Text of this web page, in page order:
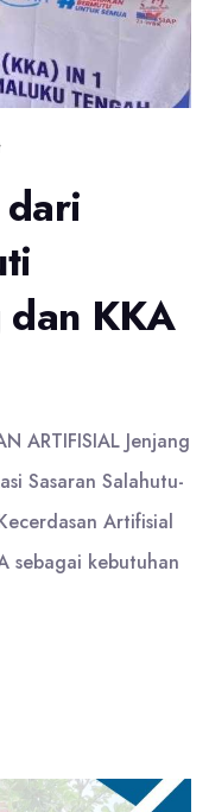
dan KKA
ARTIFISIAL Jenjang
Sasaran Salahutu-
Artifisial
sebagai kebutuhan